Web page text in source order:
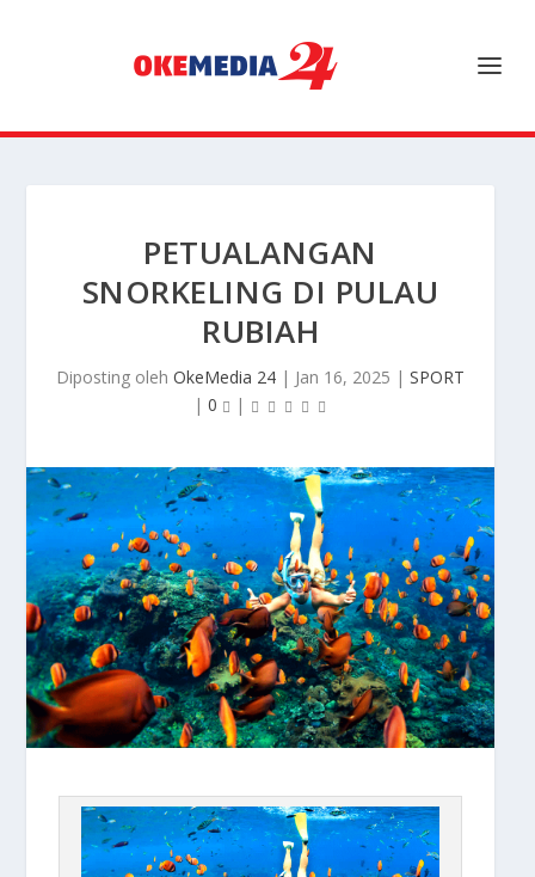
PETUALANGAN
SNORKELING DI PULAU
RUBIAH
Diposting oleh OkeMedia 24 | Jan 16, 2025 | SPORT
| 0 |